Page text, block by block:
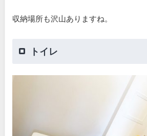
収納場所も沢山ありますね。
トイレ